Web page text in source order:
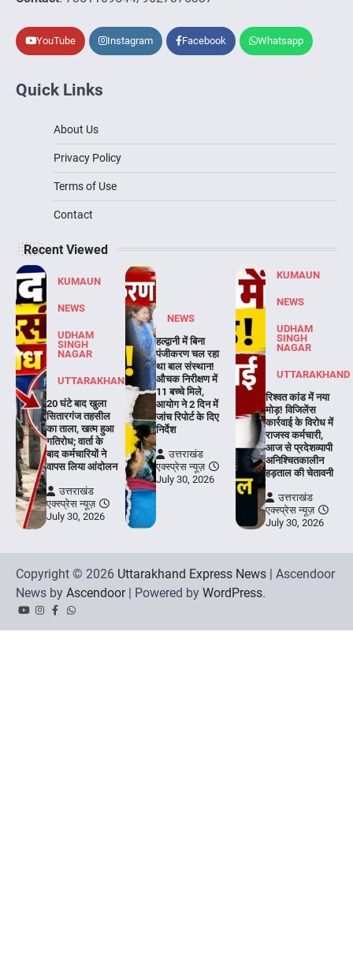
YouTube Instagram Facebook Whatsapp
Quick Links
About Us
Privacy Policy
Terms of Use
Contact
Recent Viewed
KUMAUN
NEWS
UDHAM
SINGH
NAGAR
UTTARAKHAND
20 घंटे बाद खुला
सितारगंज तहसील
का ताला, खत्म हुआ
गतिरोध; वार्ता के
बाद कर्मचारियों ने
वापस लिया आंदोलन
उत्तराखंड
एक्स्प्रेस न्यूज़
July 30, 2026
NEWS
हल्द्वानी में बिना
पंजीकरण चल रहा
था बाल संस्थान!
औचक निरीक्षण में
11 बच्चे मिले,
आयोग ने 2 दिन में
जांच रिपोर्ट के दिए
निर्देश
उत्तराखंड
एक्स्प्रेस न्यूज़
July 30, 2026
KUMAUN
NEWS
UDHAM
SINGH
NAGAR
UTTARAKHAND
रिश्वत कांड में नया
मोड़! विजिलेंस
कार्रवाई के विरोध में
राजस्व कर्मचारी,
आज से प्रदेशव्यापी
अनिश्चितकालीन
हड़ताल की चेतावनी
उत्तराखंड
एक्स्प्रेस न्यूज़
July 30, 2026
Copyright © 2026 Uttarakhand Express News | Ascendoor
News by Ascendoor| Powered by WordPress.
YouTubeInstagram
Facebook
Whatsapp